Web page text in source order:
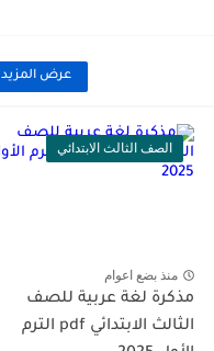
عرض المزيد
الصف الثالث الابتدائي
منذ بضع اعوام
مذكرة لغة عربية للصف
الثالث الابتدائي pdf الترم